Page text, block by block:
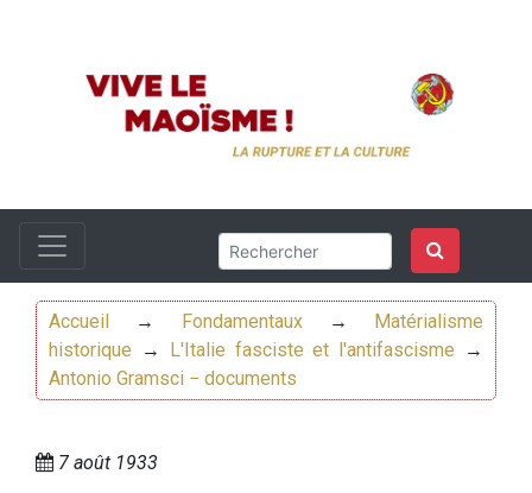
Accueil → Fondamentaux→
Matérialisme
historique → L'Italie fasciste et l'antifascisme →
Antonio Gramsci − documents
7 août 1933